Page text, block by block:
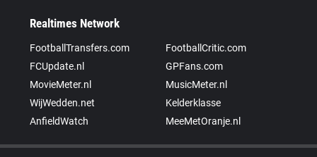
Realtimes Network
FootballTransfers.com
FootballCritic.com
FCUpdate.nl
GPFans.com
MovieMeter.nl
MusicMeter.nl
WijWedden.net
Kelderklasse
AnfieldWatch
MeeMetOranje.nl